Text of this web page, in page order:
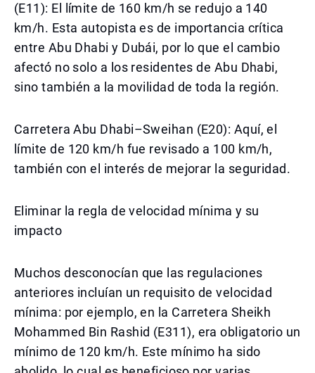
(E11): El límite de 160 km/h se redujo a 140
km/h. Esta autopista es de importancia crítica
entre Abu Dhabi y Dubái, por lo que el cambio
afectó no solo a los residentes de Abu Dhabi,
sino también a la movilidad de toda la región.
Carretera Abu Dhabi–Sweihan (E20): Aquí, el
límite de 120 km/h fue revisado a 100 km/h,
también con el interés de mejorar la seguridad.
Eliminar la regla de velocidad mínima y su
impacto
Muchos desconocían que las regulaciones
anteriores incluían un requisito de velocidad
mínima: por ejemplo, en la Carretera Sheikh
Mohammed Bin Rashid (E311), era obligatorio un
mínimo de 120 km/h. Este mínimo ha sido